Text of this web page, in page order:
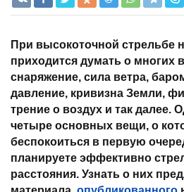
При высокоточной стрельбе
приходится думать о многих
снаряжение, сила ветра,
давление, кривизна Земли,
трение о воздух и так далее.
четыре основных вещи, о
беспокоиться в первую
планируете эффективно
расстояния. Узнать о них